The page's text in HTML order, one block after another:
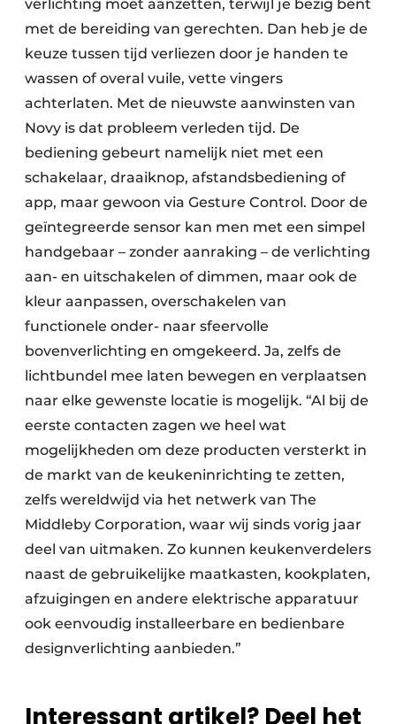
verlichting moet aanzetten, terwijl je bezig bent
met de bereiding van gerechten. Dan heb je de
keuze tussen tijd verliezen door je handen te
wassen of overal vuile, vette vingers
achterlaten. Met de nieuwste aanwinsten van
Novy is dat probleem verleden tijd. De
bediening gebeurt namelijk niet met een
schakelaar, draaiknop, afstandsbediening of
app, maar gewoon via Gesture Control. Door de
geïntegreerde sensor kan men met een simpel
handgebaar – zonder aanraking – de verlichting
aan- en uitschakelen of dimmen, maar ook de
kleur aanpassen, overschakelen van
functionele onder- naar sfeervolle
bovenverlichting en omgekeerd. Ja, zelfs de
lichtbundel mee laten bewegen en verplaatsen
naar elke gewenste locatie is mogelijk. “Al bij de
eerste contacten zagen we heel wat
mogelijkheden om deze producten versterkt in
de markt van de keukeninrichting te zetten,
zelfs wereldwijd via het netwerk van The
Middleby Corporation, waar wij sinds vorig jaar
deel van uitmaken. Zo kunnen keukenverdelers
naast de gebruikelijke maatkasten, kookplaten,
afzuigingen en andere elektrische apparatuur
ook eenvoudig installeerbare en bedienbare
designverlichting aanbieden.”
Interessant artikel? Deel het